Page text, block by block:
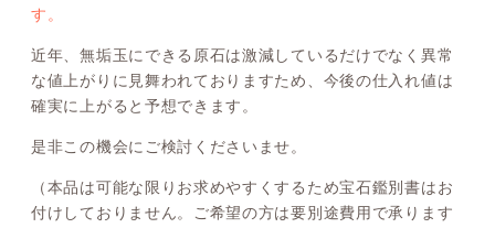
す。
近年、無垢玉にできる原石は激減しているだけでなく異常
な値上がりに見舞われておりますため、今後の仕入れ値は
確実に上がると予想できます。
是非この機会にご検討くださいませ。
（本品は可能な限りお求めやすくするため宝石鑑別書はお
付けしておりません。ご希望の方は要別途費用で承ります